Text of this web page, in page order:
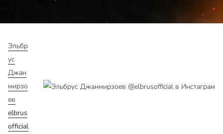
Эльбр
ус
Джан
мирзо
ев
elbrus
official